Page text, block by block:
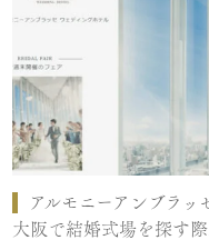
アルモニーアンブラッ
大阪で結婚式場を探す際